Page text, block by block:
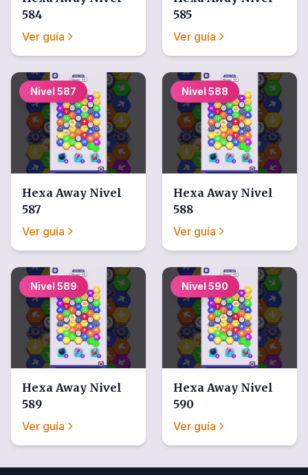
584
Ver guía
585
Ver guía
Nivel 587
Hexa Away Nivel
587
Ver guía
Nivel 588
Hexa Away Nivel
588
Ver guía
Nivel 589
Hexa Away Nivel
589
Ver guía
Nivel 590
Hexa Away Nivel
590
Ver guía